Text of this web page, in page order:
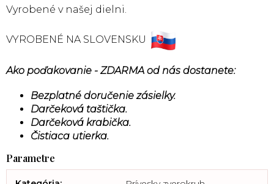
Vyrobené v našej dielni.
VYROBENÉ NA SLOVENSKU
Ako poďakovanie - ZDARMA od nás dostanete:
Bezplatné doručenie zásielky.
Darčeková taštička.
Darčeková krabička.
Čistiaca utierka.